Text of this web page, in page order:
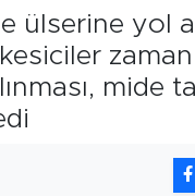
ülserine yol
mide